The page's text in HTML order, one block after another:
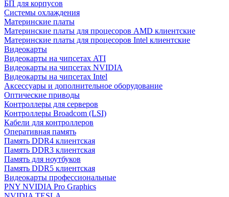
БП для корпусов
Системы охлаждения
Материнские платы
Материнские платы для процесоров AMD клиентские
Материнские платы для процесоров Intel клиентские
Видеокарты
Видеокарты на чипсетах ATI
Видеокарты на чипсетах NVIDIA
Видеокарты на чипсетах Intel
Аксессуары и дополнительное оборудование
Оптические приводы
Контроллеры для серверов
Контроллеры Broadcom (LSI)
Кабели для контроллеров
Оперативная память
Память DDR4 клиентская
Память DDR3 клиентская
Память для ноутбуков
Память DDR5 клиентская
Видеокарты профессиональные
PNY NVIDIA Pro Graphics